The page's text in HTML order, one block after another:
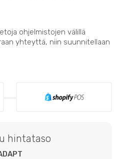
ohjelmistojen välillä
yhteyttä, niin suunnitellaan
hintataso